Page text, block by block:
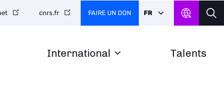
International Talents
cnrs.fr FAIRE UN DON FR